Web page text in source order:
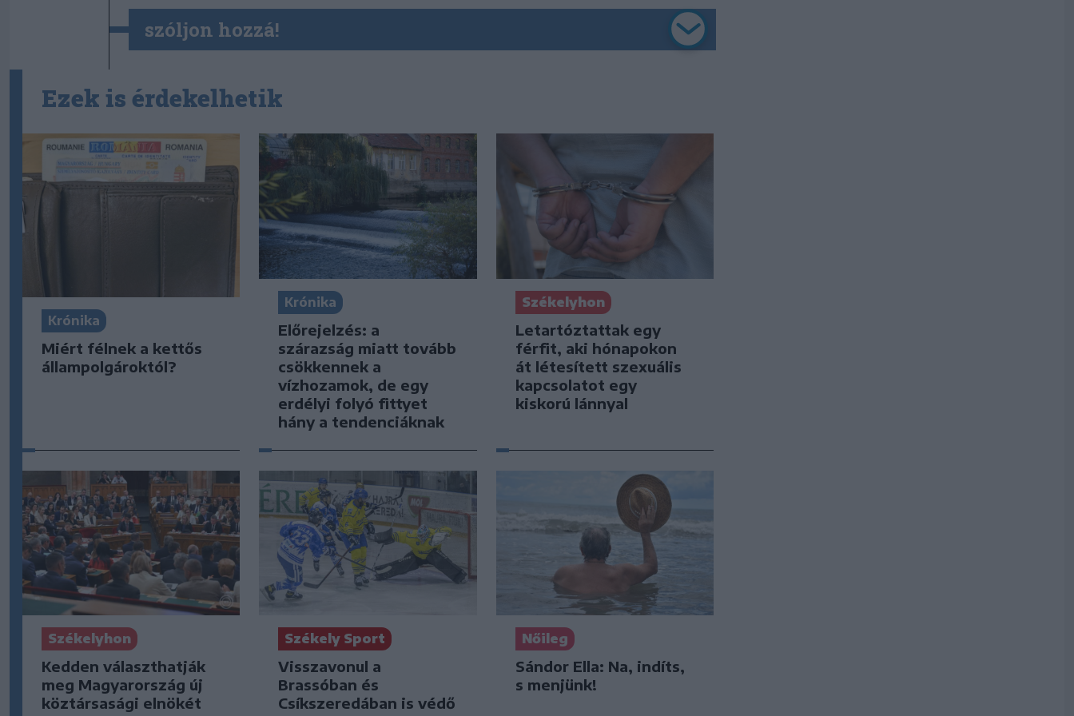
szóljon hozzá!
Ezek is érdekelhetik
Krónika
Miért félnek a kettős
állampolgároktól?
Krónika
Előrejelzés: a
szárazság miatt tovább
csökkennek a
vízhozamok, de egy
erdélyi folyó fittyet
hány a tendenciáknak
Székelyhon
Letartóztattak egy
férfit, aki hónapokon
át létesített szexuális
kapcsolatot egy
kiskorú lánnyal
Székelyhon
Kedden választhatják
meg Magyarország új
köztársasági elnökét
Székely Sport
Visszavonul a
Brassóban és
Csíkszeredában is védő
Nőileg
Sándor Ella: Na, indíts,
s menjünk!